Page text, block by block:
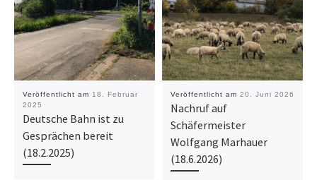
Veröffentlicht am 18. Februar
2025
Deutsche Bahn ist zu
Gesprächen bereit
(18.2.2025)
Veröffentlicht am 20. Juni 2026
Nachruf auf
Schäfermeister
Wolfgang Marhauer
(18.6.2026)